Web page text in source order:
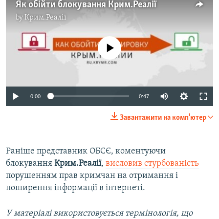
Як обійти блокування Крим.Реалії
byКрим.Реалії
No media source currently available
0:00 0:47
Завантажити на комп'ютер
Раніше представник ОБСЄ, коментуючи
блокування Крим.Реалії, висловив стурбованість
порушенням прав кримчан на отримання і
поширення інформації в інтернеті.
У матеріалі використовується термінологія, що